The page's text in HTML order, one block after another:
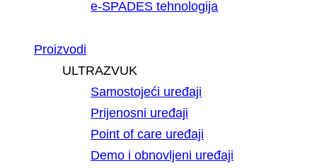
e-SPADES tehnologija
Proizvodi
ULTRAZVUK
Samostojeći uređaji
Prijenosni uređaji
Point of care uređaji
Demo i obnovljeni uređaji